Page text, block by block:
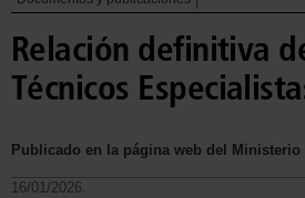
Relación definitiva
Técnicos
Publicado en la página web del
16/01/2026.